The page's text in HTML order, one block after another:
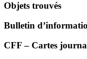
Objets trouvés
Bulletin
CFF – Cartes